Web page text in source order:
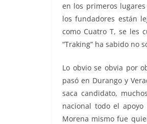
en los primeros
los fundadores están
como Cuatro T, se les
“Traking” ha sabido no
Lo obvio se obvia por
pasó en Durango y
saca candidato,
nacional todo el
Morena mismo fue